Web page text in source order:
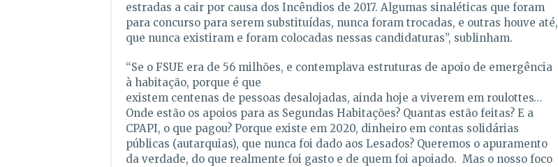
estradas a cair por causa dos Incêndios de 2017. Algumas sinaléticas que foram
para concurso para serem substituídas, nunca foram trocadas, e outras houve até,
que nunca existiram e foram colocadas nessas candidaturas”, sublinham.
“Se o FSUE era de 56 milhões, e contemplava estruturas de apoio de emergência
à habitação, porque é que
existem centenas de pessoas desalojadas, ainda hoje a viverem em roulottes…
Onde estão os apoios para as Segundas Habitações? Quantas estão feitas? E a
CPAPI, o que pagou? Porque existe em 2020, dinheiro em contas solidárias
públicas (autarquias), que nunca foi dado aos Lesados? Queremos o apuramento
da verdade, do que realmente foi gasto e de quem foi apoiado. Mas o nosso foco